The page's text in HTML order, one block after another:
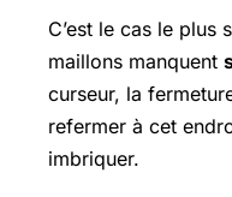
C’est le cas le plus
maillons manquent
curseur, la
refermer à cet
imbriquer.